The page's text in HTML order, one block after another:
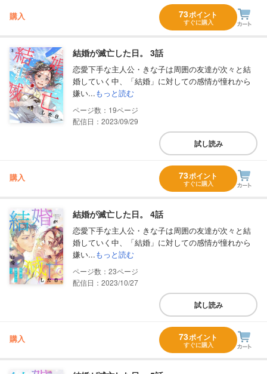
購入 73ポイント
すぐに購入
結婚が滅亡した日。 3話
恋愛下手な主人公・きな子は周囲の友達が次々と結
婚していく中、「結婚」に対しての感情が憧れから
嫌い...もっと読む
19
配信日：2023/09/29
試し読み
購入 73ポイント
すぐに購入
結婚が滅亡した日。 4話
恋愛下手な主人公・きな子は周囲の友達が次々と結
婚していく中、「結婚」に対しての感情が憧れから
嫌い...もっと読む
23
配信日：2023/10/27
試し読み
購入 73ポイント
すぐに購入